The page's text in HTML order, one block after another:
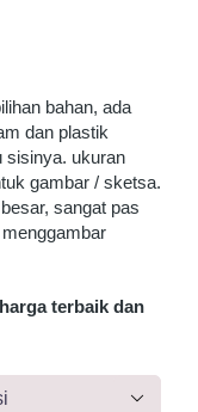
bahan, ada
dan plastik
sisinya. ukuran
gambar / sketsa.
sangat pas
terbaik dan
